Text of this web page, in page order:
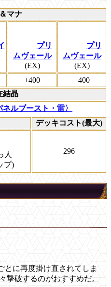
マナ
プリ
ムヴェール
(EX)
プリ
ムヴェール
(EX)
+400
+400
結晶
ルブースト・雷〉
デッキコスト(最大)
人
プ)
296
とに再度掛け直されてしま
撃破するのがおすすめだ。